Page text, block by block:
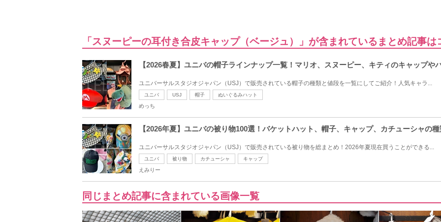
「スヌーピーの耳付き合皮キャップ（ベージュ）」が含まれているまとめ記事は
【2026春夏】ユニバの帽子ラインナップ一覧！マリオ、スヌーピー、キティのキャップや
ユニバーサルスタジオジャパン（USJ）で販売されている帽子の種類と値段を一覧にしてご紹介！人気キャラ...
ユニバ USJ 帽子 ぬいぐるみハット
めっち
【2026年夏】ユニバの被り物100選！バケットハット、帽子、キャップ、カチューシャの
ユニバーサルスタジオジャパン（USJ）で販売されている被り物を総まとめ！2026年夏現在買うことができる...
ユニバ 被り物 カチューシャ キャップ
えみりー
同じまとめ記事に含まれている画像一覧